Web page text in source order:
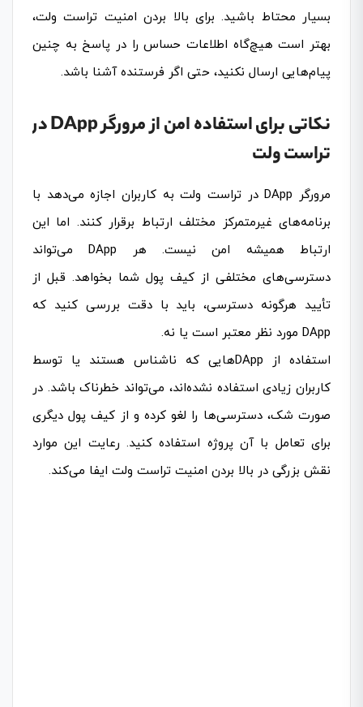
بسیار محتاط باشید. برای بالا بردن امنیت تراست ولت،
بهتر است هیچ‌گاه اطلاعات حساس را در پاسخ به چنین
پیام‌هایی ارسال نکنید، حتی اگر فرستنده آشنا باشد.
نکاتی برای استفاده امن از مرورگر DApp در
تراست ولت
مرورگر DApp در تراست ولت به کاربران اجازه می‌دهد با
برنامه‌های غیرمتمرکز مختلف ارتباط برقرار کنند. اما این
ارتباط همیشه امن نیست. هر DApp می‌تواند
دسترسی‌های مختلفی از کیف پول شما بخواهد. قبل از
تأیید هرگونه دسترسی، باید با دقت بررسی کنید که
DApp مورد نظر معتبر است یا نه.
استفاده از DAppهایی که ناشناس هستند یا توسط
کاربران زیادی استفاده نشده‌اند، می‌تواند خطرناک باشد. در
صورت شک، دسترسی‌ها را لغو کرده و از کیف پول دیگری
برای تعامل با آن پروژه استفاده کنید. رعایت این موارد
نقش بزرگی در بالا بردن امنیت تراست ولت ایفا می‌کند.